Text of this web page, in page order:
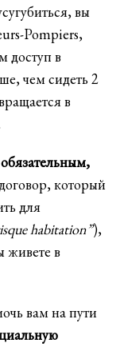
вы
Pompiers,
доступ в
чем сидеть 2
в
который
для
habitation”),
живете в
вам на пути